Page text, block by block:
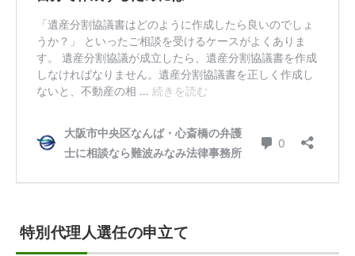
特別代理人選任の申立て